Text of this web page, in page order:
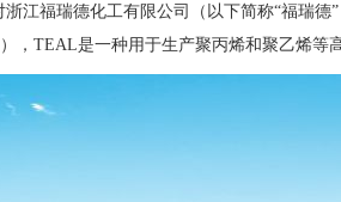
江福瑞德化工有限公司（以下简称“福瑞德
，TEAL是一种用于生产聚丙烯和聚乙烯等